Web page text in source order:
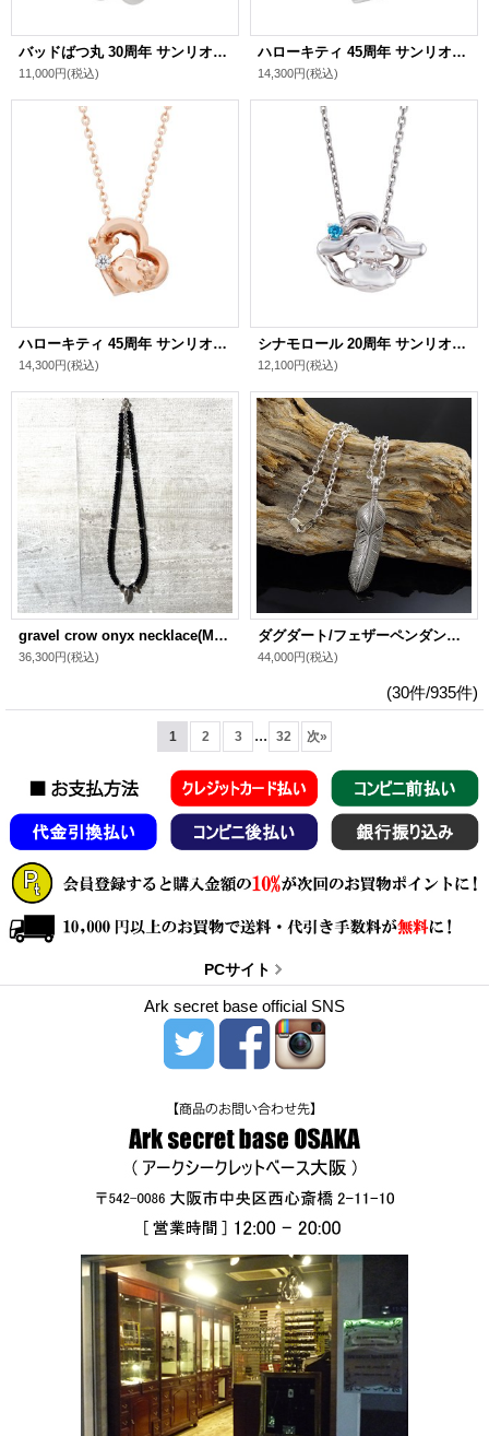
バッドばつ丸 30周年 サンリオキャラクターズ はぴだんぶい ネックレス シルバー SABB30-N001SV
11,000円(税込)
ハローキティ 45周年 サンリオキャラクターズ ネックレス シルバー SA45KT-N002RD
14,300円(税込)
ハローキティ 45周年 サンリオキャラクターズ ネックレス シルバー SA45KT-N002PG
14,300円(税込)
シナモロール 20周年 サンリオキャラクターズ ネックレス シルバー SA20CI-N001RD
12,100円(税込)
gravel crow onyx necklace(M) / ELMUNDO（エルムンド） ストーンネックレス シルバ－925 メンズ
36,300円(税込)
ダグダート/フェザーペンダント(ラージ＆ハートフェザー) 羽 シルバ－925 メンズ DAgDART
44,000円(税込)
(30件/935件)
1 2 3 ... 32 次»
PCサイト
Ark secret base official SNS